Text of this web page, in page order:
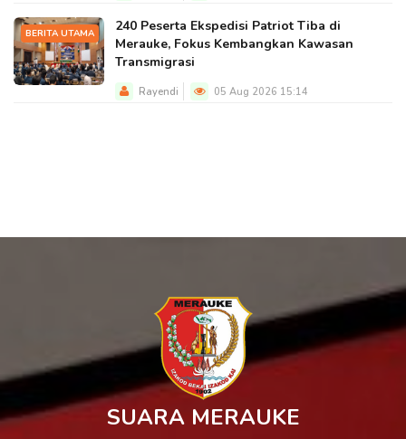
BERITA UTAMA
240 Peserta Ekspedisi Patriot Tiba di
Merauke, Fokus Kembangkan Kawasan
Transmigrasi
Rayendi 05 Aug 2026 15:14
SUARA MERAUKE